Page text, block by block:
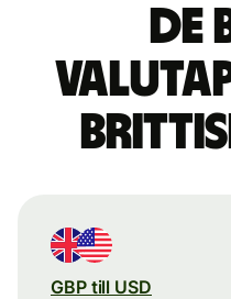
De
GBP till USD